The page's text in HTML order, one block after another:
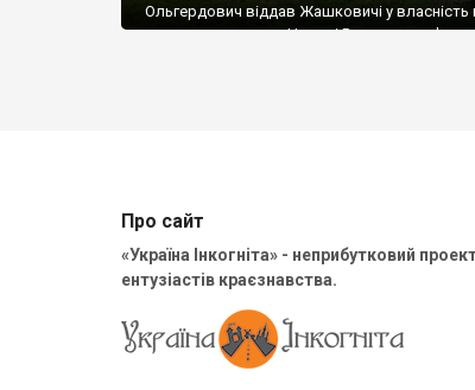
Ольгердович віддав Жашковичі у власність
луцького старости Немирі Резановича
Про сайт
«Україна Інкогніта» - неприбутковий
ентузіастів краєзнавства.